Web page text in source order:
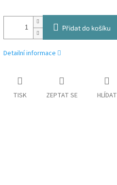
Přidat do košíku
Detailní informace
TISK ZEPTAT SE HLÍDAT